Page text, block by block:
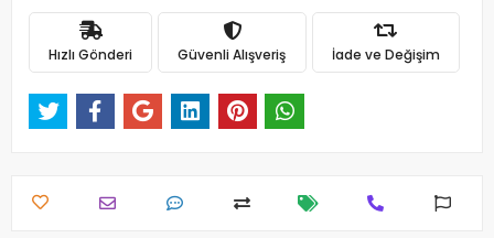
Hızlı Gönderi Güvenli Alışveriş İade ve Değişim